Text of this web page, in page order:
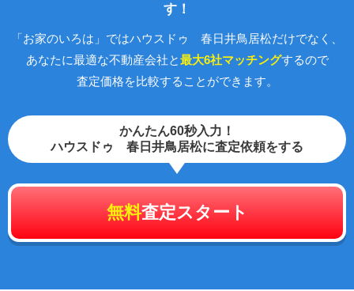
す！
「お家のいろは」ではハウスドゥ 春日井鳥居松だけでなく、
あなたに最適な不動産会社と最大6社マッチングするので
査定価格を比較することができます。
かんたん60秒入力！
ハウスドゥ 春日井鳥居松に査定依頼をする
無料査定スタート